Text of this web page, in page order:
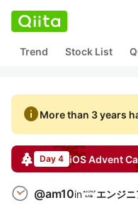
Trend Stock List
infoMore than 3 years
Day 4 iOSAdvent
@am10in